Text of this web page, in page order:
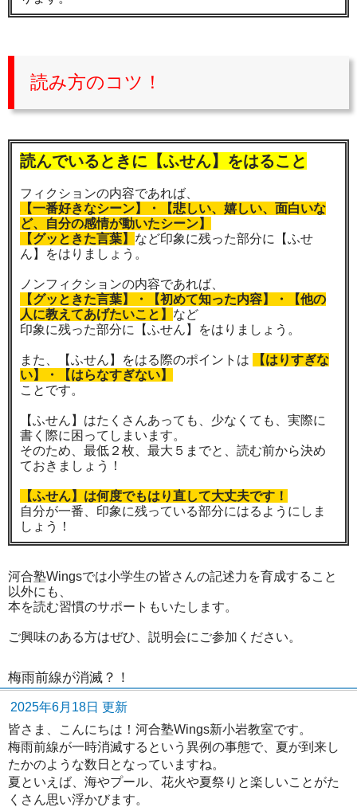
読み方のコツ！
読んでいるときに【ふせん】をはること
フィクションの内容であれば、
【一番好きなシーン】・【悲しい、嬉しい、面白いな
ど、自分の感情が動いたシーン】
【グッときた言葉】 など印象に残った部分に【ふせ
ん】をはりましょう。
ノンフィクションの内容であれば、
【グッときた言葉】・【初めて知った内容】・【他の
人に教えてあげたいこと】 など
印象に残った部分に【ふせん】をはりましょう。
また、【ふせん】をはる際のポイントは
【はりすぎな
い】・【はらなすぎない】
ことです。
【ふせん】はたくさんあっても、少なくても、実際に
書く際に困ってしまいます。
そのため、最低２枚、最大５までと、読む前から決め
ておきましょう！
【ふせん】は何度でもはり直して大丈夫です！
自分が一番、印象に残っている部分にはるようにしま
しょう！
河合塾Wingsでは小学生の皆さんの記述力を育成すること
以外にも、
本を読む習慣のサポートもいたします。
ご興味のある方はぜひ、説明会にご参加ください。
梅雨前線が消滅？！
2025年6月18日 更新
皆さま、こんにちは！河合塾Wings新小岩教室です。
梅雨前線が一時消滅するという異例の事態で、夏が到来し
たかのような数日となっていますね。
夏といえば、海やプール、花火や夏祭りと楽しいことがた
くさん思い浮かびます。